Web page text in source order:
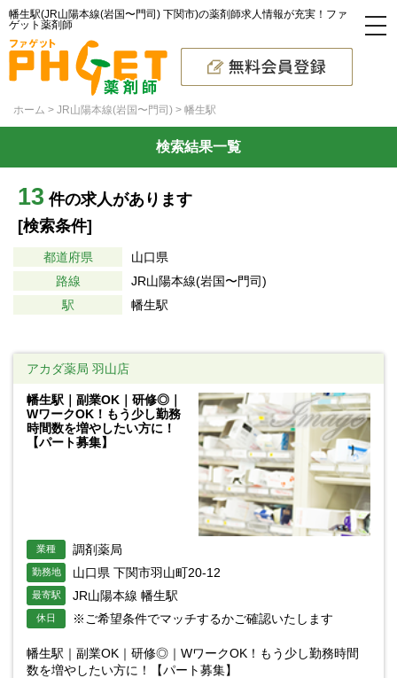
幡生駅(JR山陽本線(岩国〜門司) 下関市)の薬剤師求人情報が充実！ファ
ゲット薬剤師
ホーム JR山陽本線(岩国〜門司) 幡生駅
検索結果一覧
13 件の求人があります
[検索条件]
都道府県
山口県
路線
JR山陽本線(岩国〜門司)
駅
幡生駅
アカダ薬局 羽山店
幡生駅｜副業OK｜研修◎｜
WワークOK！もう少し勤務
時間数を増やしたい方に！
【パート募集】
業種 調剤薬局
勤務地 山口県 下関市羽山町20-12
最寄駅 JR山陽本線 幡生駅
休日 ※ご希望条件でマッチするかご確認いたします
幡生駅｜副業OK｜研修◎｜WワークOK！もう少し勤務時間
数を増やしたい方に！【パート募集】